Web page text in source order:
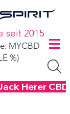
seit 2015
MYCBD
%)
Herer